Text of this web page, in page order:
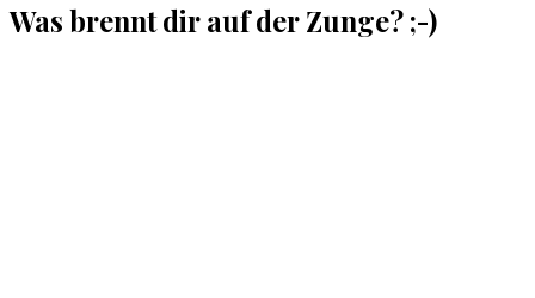
Was brennt dir auf der Zunge? ;-)